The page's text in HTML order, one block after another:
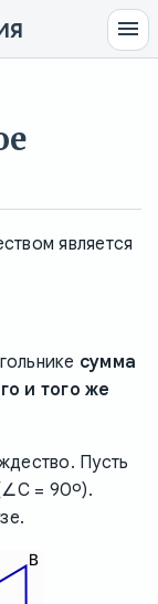
является
сумма
и того же
Пусть
= 90º).